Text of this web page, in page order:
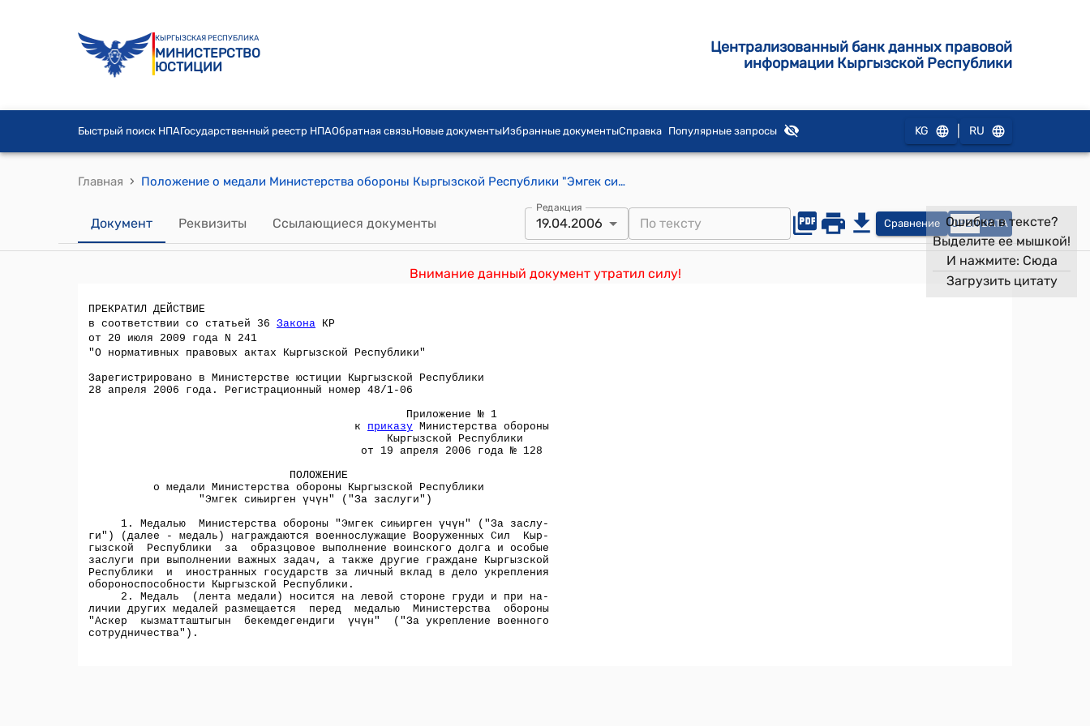
КЫРГЫЗСКАЯ РЕСПУБЛИКА
МИНИСТЕРСТВО
ЮСТИЦИИ
Централизованный банк данных правовой
информации Кыргызской Республики
Быстрый поиск НПАГосударственный реестр НПАОбратная связьНовые документыИзбранные документыСправка Популярные запросы KG RU
Главная › Положение о медали Министерства обороны Кыргызской Республики "Эмгек синирген учун" ("За заслуги") (утверждено приказом Минобороны КР от 19 апреля 2006 года № 128)
Документ Реквизиты Ссылающиеся документы
Редакция
19.04.2006 Сравнение OPEN DATA
Внимание данный документ утратил силу!
Ошибка в тексте?
Выделите ее мышкой!
И нажмите: Сюда
Загрузить цитату